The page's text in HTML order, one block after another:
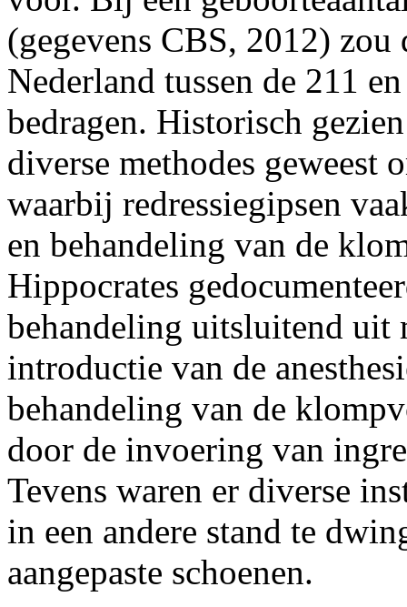
(gegevens CBS, 2012)
Nederland tussen de 211
bedragen. Historisch
diverse methodes geweest
waarbij redressiegipsen
en behandeling van de
Hippocrates
behandeling uitsluitend uit
introductie van de
behandeling van de
door de invoering van
Tevens waren er diverse
in een andere stand te
aangepaste schoenen.